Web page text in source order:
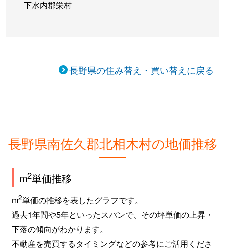
下水内郡栄村
長野県の住み替え・買い替えに戻る
長野県南佐久郡北相木村の地価推移
m2単価推移
m2単価の推移を表したグラフです。
過去1年間や5年といったスパンで、その坪単価の上昇・
下落の傾向がわかります。
不動産を売買するタイミングなどの参考にご活用くださ